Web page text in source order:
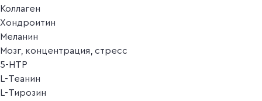
Коллаген
Хондроитин
Меланин
Мозг, концентрация, стресс
5-HTP
L-Теанин
L-Тирозин